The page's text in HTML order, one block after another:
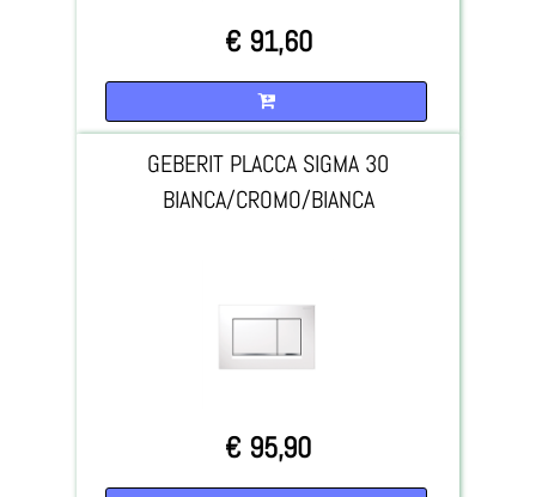
€ 91,60
GEBERIT PLACCA SIGMA 30
BIANCA/CROMO/BIANCA
€ 95,90